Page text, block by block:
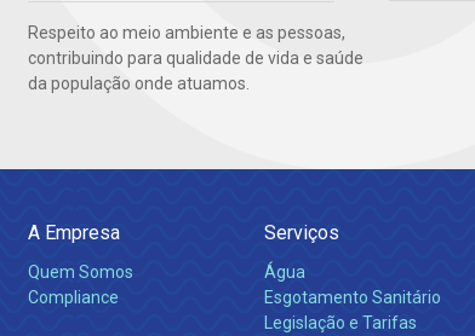
Respeito ao meio ambiente e as pessoas,
contribuindo para qualidade de vida e saúde
da população onde atuamos.
A Empresa
Quem Somos
Compliance
Serviços
Água
Esgotamento Sanitário
Legislação e Tarifas